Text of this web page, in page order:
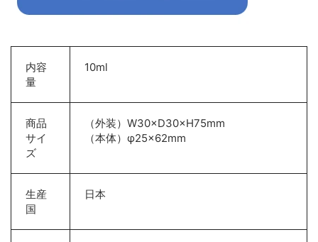
内容
量
10ml
商品
サイ
ズ
（外装）W30×D30×H75mm
（本体） φ25×62mm
生産
国
日本